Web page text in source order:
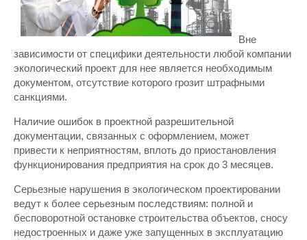
Вне
зависимости от специфики деятельности любой компании
экологический проект для нее является необходимым
документом, отсутствие которого грозит штрафными
санкциями.
Наличие ошибок в проектной разрешительной
документации, связанных с оформлением, может
привести к неприятностям, вплоть до приостановления
функционирования предприятия на срок до 3 месяцев.
Серьезные нарушения в экологическом проектировании
ведут к более серьезным последствиям: полной и
бесповоротной остановке строительства объектов, сносу
недостроенных и даже уже запущенных в эксплуатацию